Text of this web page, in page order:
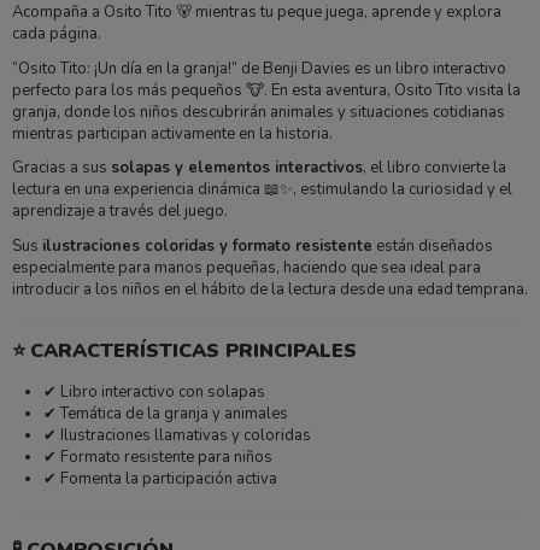
Acompaña a Osito Tito 🐻 mientras tu peque juega, aprende y explora
cada página.
“Osito Tito: ¡Un día en la granja!” de Benji Davies es un libro interactivo
perfecto para los más pequeños 🐮. En esta aventura, Osito Tito visita la
granja, donde los niños descubrirán animales y situaciones cotidianas
mientras participan activamente en la historia.
Gracias a sus solapas y elementos interactivos, el libro convierte la
lectura en una experiencia dinámica 📖✨, estimulando la curiosidad y el
aprendizaje a través del juego.
Sus ilustraciones coloridas y formato resistente están diseñados
especialmente para manos pequeñas, haciendo que sea ideal para
introducir a los niños en el hábito de la lectura desde una edad temprana.
⭐CARACTERÍSTICAS PRINCIPALES
✔ Libro interactivo con solapas
✔ Temática de la granja y animales
✔ Ilustraciones llamativas y coloridas
✔ Formato resistente para niños
✔ Fomenta la participación activa